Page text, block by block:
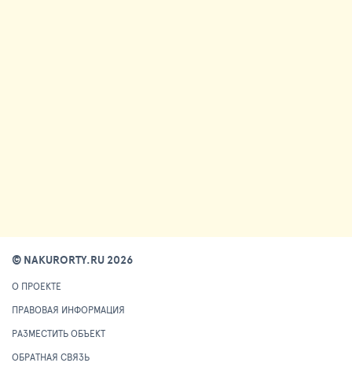
© NAKURORTY.RU 2026
О ПРОЕКТЕ
ПРАВОВАЯ ИНФОРМАЦИЯ
РАЗМЕСТИТЬ ОБЪЕКТ
ОБРАТНАЯ СВЯЗЬ